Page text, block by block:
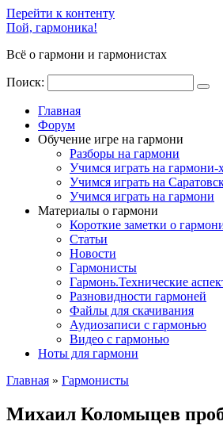
Перейти к контенту
Пой, гармоника!
Всё о гармони и гармонистах
Поиск:
Главная
Форум
Обучение игре на гармони
Разборы на гармони
Учимся играть на гармони-
Учимся играть на
Учимся играть на гармони
Материалы о гармони
Короткие заметки о
Cтатьи
Новости
Гармонисты
Гармонь.Технические
Разновидности гармоней
Файлы для скачивания
Аудиозаписи с гармонью
Видео с гармонью
Ноты для гармони
Главная » Гармонисты
Михаил Коломыцев